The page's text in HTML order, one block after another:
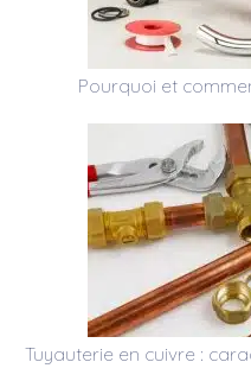
Pourquoi et
Tuyauterie en cuivre :